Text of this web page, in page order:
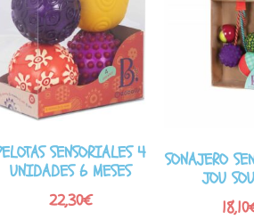
SENSORIALES 4
UNIDADES 6 MESES
22,30€
SONAJERO
JOU
18,10